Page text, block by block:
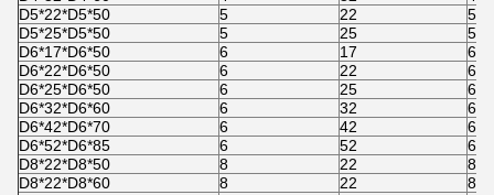
D5*22*D5*50
5 22
5
D5*25*D5*50
5 25
5
D6*17*D6*50
6 17
6
D6*22*D6*50
6 22
6
D6*25*D6*50
6 25
6
D6*32*D6*60
6 32
6
D6*42*D6*70
6 42
6
D6*52*D6*85
6 52
6
D8*22*D8*50
8 22
8
D8*22*D8*60
8 22
8